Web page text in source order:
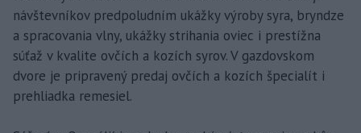
návštevníkov predpoludním ukážky výroby syra, bryndze
a spracovania vlny, ukážky strihania oviec i prestížna
súťaž v kvalite ovčích a kozích syrov. V gazdovskom
dvore je pripravený predaj ovčích a kozích špecialít i
prehliadka remesiel.